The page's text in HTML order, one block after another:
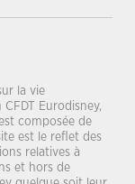
la vie
Eurodisney,
composée de
est le reflet des
relatives à
et hors de